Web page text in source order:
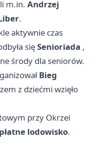
m.in. Andrzej
.
aktywnie czas
sięSenioriada ,
środy dla seniorów.
Bieg
z dziećmi wzięło
przy Okrzei
lodowisko.